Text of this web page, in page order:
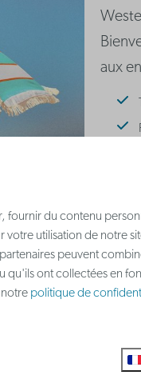
aux
fournir du contenu
votre utilisation de notre
peuvent
qu'ils ont collectées en
politique de